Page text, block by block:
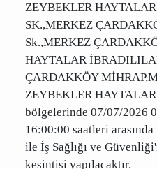
ZEYBEKLER HAYTALAR
SK.,MERKEZ
Sk.,MERKEZ
HAYTALAR
ÇARDAKKÖY
ZEYBEKLER HAYTALAR
bölgelerinde 07/07/
16:00:00 saatleri